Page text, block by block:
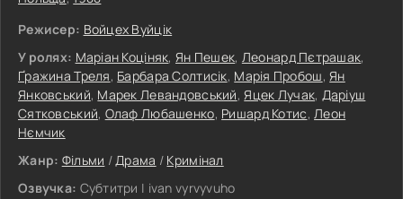
Режисер: Войцех Вуйцік
У ролях: Маріан Коціняк,Ян Пешек, Леонард Пєтрашак,
Ґражина Треля, Барбара Солтисік, Марія Пробош,Ян
Янковський, Марек Левандовський,Яцек Лучак, Даріуш
Сятковський, Олаф Любашенко, Ришард Котис,Леон
Нємчик
Жанр: Фільми /Драма / Кримінал
Озвучка: Субтитри | ivan vyrvyvuho